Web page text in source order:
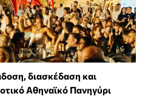
διασκέδαση και
Αθηναϊκό Πανηγύρι